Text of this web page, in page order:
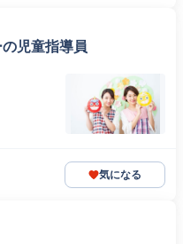
児童指導員
気になる